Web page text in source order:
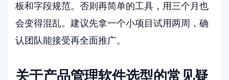
板和字段规范。否则再简单的工具，用三个月也
会变得混乱。建议先拿一个小项目试用两周，确
认团队能接受再全面推广。
关于产品管理软件选型的常见疑